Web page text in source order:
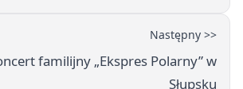
Następny >>
familijny „Ekspres Polarny” w
Słupsku